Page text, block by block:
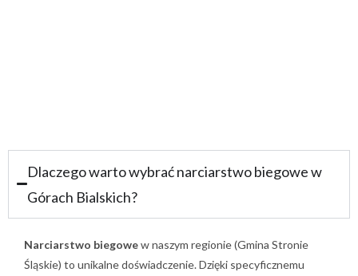
Dlaczego warto wybrać narciarstwo biegowe w
Górach Bialskich?
Narciarstwo biegowew naszym regionie (Gmina Stronie
Śląskie) to unikalne doświadczenie. Dzięki specyficznemu